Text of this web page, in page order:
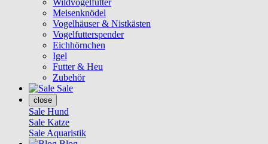
Wildvogelfutter
Meisenknödel
Vogelhäuser & Nistkästen
Vogelfutterspender
Eichhörnchen
Igel
Futter & Heu
Zubehör
Sale
close
Sale Hund
Sale Katze
Sale Aquaristik